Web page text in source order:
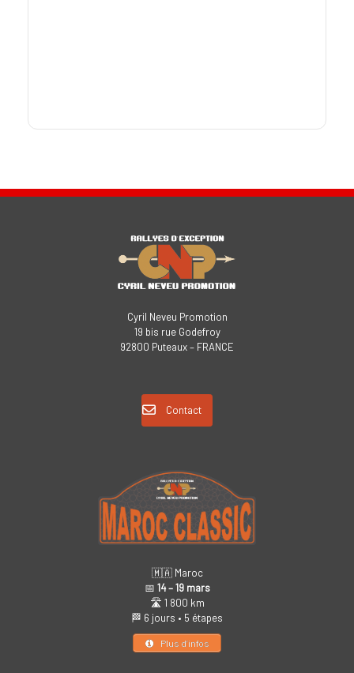
Cyril Neveu Promotion
19 bis rue Godefroy
92800 Puteaux – FRANCE
Contact
🇲🇦 Maroc
📅 14 – 19 mars
🛣️ 1 800 km
🏁 6 jours • 5 étapes
Plus d’infos